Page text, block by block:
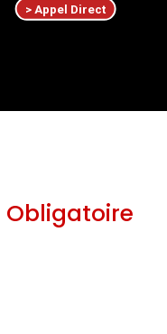
> Appel Direct